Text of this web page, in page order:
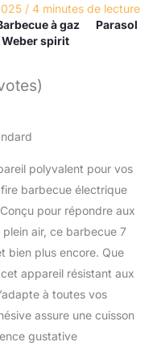
/ 4 minutes de lecture
à gaz
Parasol
Weber spirit
polyvalent pour vos
barbecue électrique
pour répondre aux
air, ce barbecue 7
bien plus encore. Que
appareil résistant aux
à toutes vos
assure une cuisson
gustative